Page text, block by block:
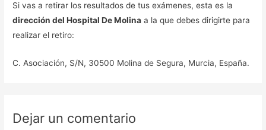
Si vas a retirar los resultados de tus exámenes, esta es la
dirección del Hospital De Molina a la que debes dirigirte para
realizar el retiro:
C. Asociación, S/N, 30500 Molina de Segura, Murcia, España.
Dejar un comentario